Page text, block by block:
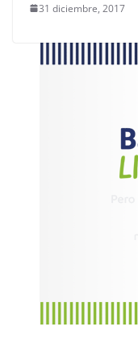
31 diciembre, 2017